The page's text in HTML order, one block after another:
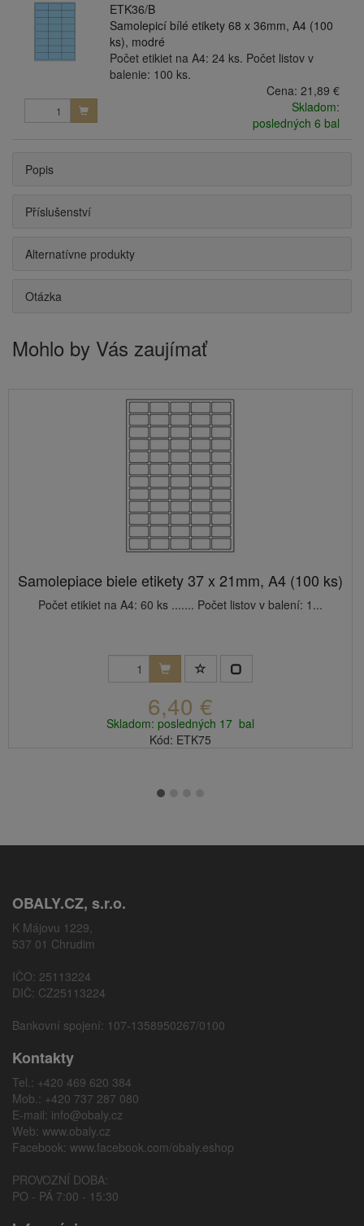
ETK36/B
Samolepicí bílé etikety 68 x 36mm, A4 (100
ks), modré
Počet etikiet na A4: 24 ks. Počet listov v
balenie: 100 ks.
Cena: 21,89 €
Skladom:
posledných 6 bal
Popis
Příslušenství
Alternatívne produkty
Otázka
Mohlo by Vás zaujímať
Samolepiace biele etikety 37 x 21mm, A4 (100 ks)
Počet etikiet na A4: 60 ks ....... Počet listov v balení: 1...
6,40 €
Skladom: posledných 17 bal
Kód: ETK75
OBALY.CZ, s.r.o.
K Májovu 1229,
537 01 Chrudim
IČO: 25113224
DIČ: CZ25113224
Bankovní spojení: 107-1358950267/0100
Kontakty
Tel.: +420 469 620 384
Mob.: +420 737 287 080
E-mail: info@obaly.cz
Web: www.obaly.cz
Facebook: www.facebook.com/obaly.eshop
PROVOZNÍ DOBA:
PO - PÁ 7:00 - 15:30